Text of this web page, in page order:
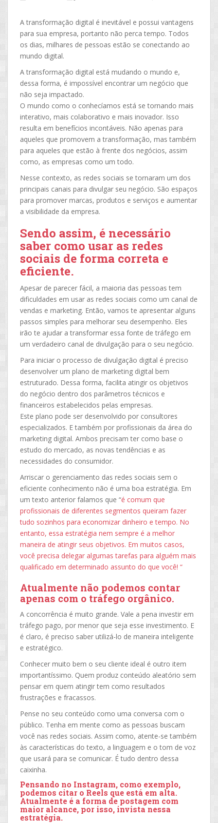
A transformação digital é inevitável e possui vantagens
para sua empresa, portanto não perca tempo. Todos
os dias, milhares de pessoas estão se conectando ao
mundo digital.
A transformação digital está mudando o mundo e,
dessa forma, é impossível encontrar um negócio que
não seja impactado.
O mundo como o conhecíamos está se tornando mais
interativo, mais colaborativo e mais inovador. Isso
resulta em benefícios incontáveis. Não apenas para
aqueles que promovem a transformação, mas também
para aqueles que estão à frente dos negócios, assim
como, as empresas como um todo.
Nesse contexto, as redes sociais se tornaram um dos
principais canais para divulgar seu negócio. São espaços
para promover marcas, produtos e serviços e aumentar
a visibilidade da empresa.
Sendo assim, é necessário
saber como usar as redes
sociais de forma correta e
eficiente.
Apesar de parecer fácil, a maioria das pessoas tem
dificuldades em usar as redes sociais como um canal de
vendas e marketing. Então, vamos te apresentar alguns
passos simples para melhorar seu desempenho. Eles
irão te ajudar a transformar essa fonte de tráfego em
um verdadeiro canal de divulgação para o seu negócio.
Para iniciar o processo de divulgação digital é preciso
desenvolver um plano de marketing digital bem
estruturado. Dessa forma, facilita atingir os objetivos
do negócio dentro dos parâmetros técnicos e
financeiros estabelecidos pelas empresas.
Este plano pode ser desenvolvido por consultores
especializados. E também por profissionais da área do
marketing digital. Ambos precisam ter como base o
estudo do mercado, as novas tendências e as
necessidades do consumidor.
Arriscar o gerenciamento das redes sociais sem o
eficiente conhecimento não é uma boa estratégia. Em
um texto anterior falamos que “é comum que
profissionais de diferentes segmentos queiram fazer
tudo sozinhos para economizar dinheiro e tempo. No
entanto, essa estratégia nem sempre é a melhor
maneira de atingir seus objetivos. Em muitos casos,
você precisa delegar algumas tarefas para alguém mais
qualificado em determinado assunto do que você! “
Atualmente não podemos contar
apenas com o tráfego orgânico.
A concorrência é muito grande. Vale a pena investir em
tráfego pago, por menor que seja esse investimento. E
é claro, é preciso saber utilizá-lo de maneira inteligente
e estratégico.
Conhecer muito bem o seu cliente ideal é outro item
importantíssimo. Quem produz conteúdo aleatório sem
pensar em quem atingir tem como resultados
frustrações e fracassos.
Pense no seu conteúdo como uma conversa com o
público. Tenha em mente como as pessoas buscam
você nas redes sociais. Assim como, atente-se também
às características do texto, a linguagem e o tom de voz
que usará para se comunicar. É tudo dentro dessa
caixinha.
Pensando no Instagram, como exemplo,
podemos citar o Reels que está em alta.
Atualmente é a forma de postagem com
maior alcance, por isso, invista nessa
estratégia.